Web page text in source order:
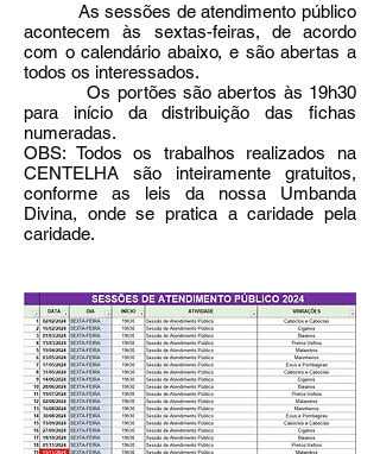
As sessões de atendimento público
acontecem às sextas-feiras, de acordo
com o calendário abaixo, e são abertas a
todos os interessados.
Os portões são abertos às 19h30
para início da distribuição das fichas
numeradas.
OBS: Todos os trabalhos realizados na
CENTELHA são inteiramente gratuitos,
conforme as leis da nossa Umbanda
Divina, onde se pratica a caridade pela
caridade.